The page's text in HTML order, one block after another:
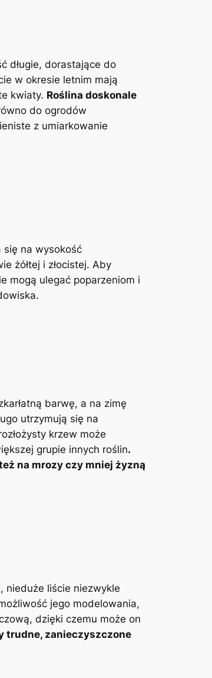
długie, dorastające do
w okresie letnim mają
kwiaty. Roślina doskonale
do ogrodów
z umiarkowanie
się na wysokość
żółtej i złocistej. Aby
mogą ulegać poparzeniom i
barwę, a na zimę
utrzymują się na
krzew może
grupie innych roślin.
na mrozy czy mniej żyzną
nieduże liście niezwykle
jego modelowania,
dzięki czemu może on
trudne, zanieczyszczone